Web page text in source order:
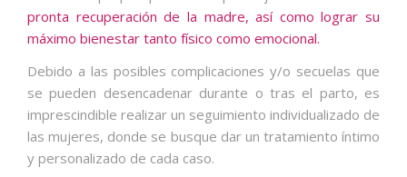
CONTACTO
pronta recuperación de la madre, así como lograr su
máximo bienestar tanto físico como emocional.
Debido a las posibles complicaciones y/o secuelas que
se pueden desencadenar durante o tras el parto, es
imprescindible realizar un seguimiento individualizado de
las mujeres, donde se busque dar un tratamiento íntimo
y personalizado de cada caso.